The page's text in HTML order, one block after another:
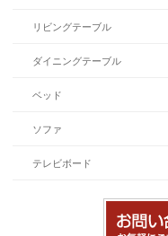
リビングテーブル
ダイニングテーブル
ベッド
ソファ
テレビボード